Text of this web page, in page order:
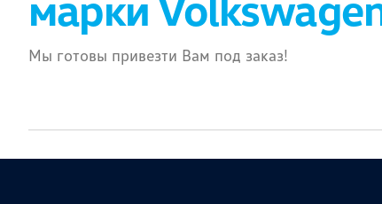
Мы готовы привезти Вам под заказ!